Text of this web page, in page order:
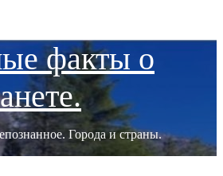
факты о
Города и страны.